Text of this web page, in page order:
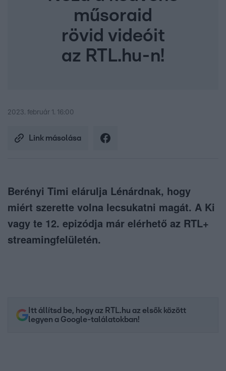
műsoraid
rövid videóit
az RTL.hu-n!
2023. február 1. 16:00
Link másolása
Berényi Timi elárulja Lénárdnak, hogy
miért szerette volna lecsukatni magát. A Ki
vagy te 12. epizódja már elérhető az RTL+
streamingfelületén.
Itt állítsd be, hogy az RTL.hu az elsők között
legyen a Google-találatokban!